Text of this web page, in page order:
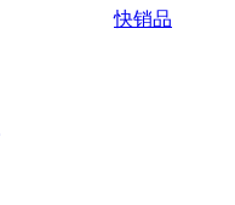
快销品